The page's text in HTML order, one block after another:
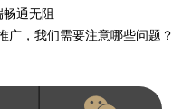
通无阻
广，我们需要注意哪些问题？